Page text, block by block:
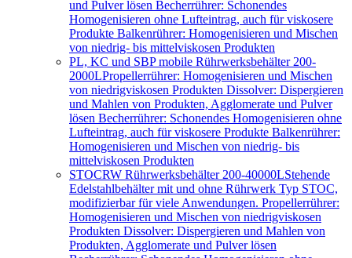
und Pulver lösen Becherrührer: Schonendes
Homogenisieren ohne Lufteintrag, auch für viskosere
Produkte Balkenrührer: Homogenisieren und Mischen
von niedrig- bis mittelviskosen Produkten
PL, KC und SBP mobile Rührwerksbehälter 200-
2000LPropellerrührer: Homogenisieren und Mischen
von niedrigviskosen Produkten Dissolver: Dispergieren
und Mahlen von Produkten, Agglomerate und Pulver
lösen Becherrührer: Schonendes Homogenisieren ohne
Lufteintrag, auch für viskosere Produkte Balkenrührer:
Homogenisieren und Mischen von niedrig- bis
mittelviskosen Produkten
STOCRW Rührwerksbehälter 200-40000LStehende
Edelstahlbehälter mit und ohne Rührwerk Typ STOC,
modifizierbar für viele Anwendungen. Propellerrührer:
Homogenisieren und Mischen von niedrigviskosen
Produkten Dissolver: Dispergieren und Mahlen von
Produkten, Agglomerate und Pulver lösen